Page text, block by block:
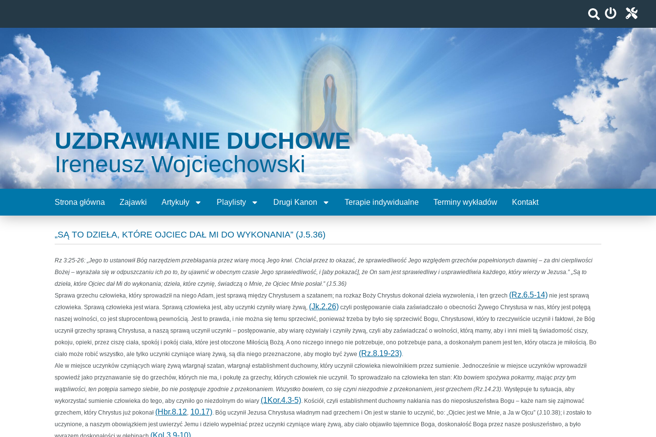
UZDRAWIANIE DUCHOWE
Ireneusz Wojciechowski
Strona główna Zajawki Artykuły Playlisty Drugi Kanon Terapie indywidualne Terminy wykładów Kontakt
„SĄ TO DZIEŁA, KTÓRE OJCIEC DAŁ MI DO WYKONANIA” (J.5.36)
Rz 3:25-26: „Jego to ustanowił Bóg narzędziem przebłagania przez wiarę mocą Jego krwi. Chciał przez to okazać, że sprawiedliwość Jego względem grzechów popełnionych dawniej – za dni cierpliwości
Bożej – wyrażała się w odpuszczaniu ich po to, by ujawnić w obecnym czasie Jego sprawiedliwość, i [aby pokazać], że On sam jest sprawiedliwy i usprawiedliwia każdego, który wierzy w Jezusa.” „Są to
dzieła, które Ojciec dał Mi do wykonania; dzieła, które czynię, świadczą o Mnie, że Ojciec Mnie posłał.” (J.5.36)
Sprawa grzechu człowieka, który sprowadził na niego Adam, jest sprawą między Chrystusem a szatanem; na rozkaz Boży Chrystus dokonał dzieła wyzwolenia, i ten grzech (Rz.6.5-14) nie jest sprawą
człowieka. Sprawą człowieka jest wiara. Sprawą człowieka jest, aby uczynki czyniły wiarę żywą, (Jk.2.26) czyli postępowanie ciała zaświadczało o obecności Żywego Chrystusa w nas, który jest potęgą
naszej wolności, co jest stuprocentową pewnością. Jest to prawda, i nie można się temu sprzeciwić, ponieważ trzeba by było się sprzeciwić Bogu, Chrystusowi, który to rzeczywiście uczynił i faktowi, że Bóg
uczynił grzechy sprawą Chrystusa, a naszą sprawą uczynił uczynki – postępowanie, aby wiarę ożywiały i czyniły żywą, czyli aby zaświadczać o wolności, którą mamy, aby i inni mieli tą świadomość ciszy,
pokoju, opieki, przez ciszę ciała, spokój i pokój ciała, które jest otoczone Miłością Bożą. A ono niczego innego nie potrzebuje, ono potrzebuje pana, a doskonałym panem jest ten, który otacza je miłością. Bo
ciało może robić wszystko, ale tylko uczynki czyniące wiarę żywą, są dla niego przeznaczone, aby mogło być żywe (Rz.8.19-23).
Ale w miejsce uczynków czyniących wiarę żywą wtargnął szatan, wtargnął establishment duchowny, który uczynił człowieka niewolnikiem przez sumienie. Jednocześnie w miejsce uczynków wprowadził
spowiedź jako przyznawanie się do grzechów, których nie ma, i pokutę za grzechy, których człowiek nie uczynił. To sprowadzało na człowieka ten stan: Kto bowiem spożywa pokarmy, mając przy tym
wątpliwości, ten potępia samego siebie, bo nie postępuje zgodnie z przekonaniem. Wszystko bowiem, co się czyni niezgodnie z przekonaniem, jest grzechem (Rz.14.23). Występuje tu sytuacja, aby
wykorzystać sumienie człowieka do tego, aby czyniło go niezdolnym do wiary (1Kor.4.3-5). Kościół, czyli establishment duchowny nakłania nas do nieposłuszeństwa Bogu – każe nam się zajmować
grzechem, który Chrystus już pokonał (Hbr.8.12, 10.17). Bóg uczynił Jezusa Chrystusa władnym nad grzechem i On jest w stanie to uczynić, bo: „Ojciec jest we Mnie, a Ja w Ojcu” (J.10.38); i zostało to
uczynione, a naszym obowiązkiem jest uwierzyć Jemu i dzieło wypełniać przez uczynki czyniące wiarę żywą, aby ciało objawiło tajemnice Boga, doskonałość Boga przez nasze posłuszeństwo, a było
(Kol.3.9-10)